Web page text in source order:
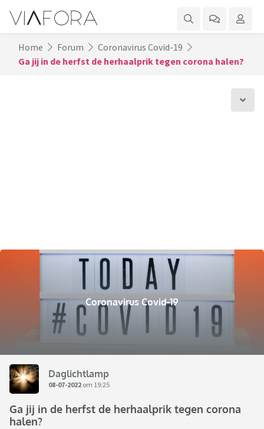
Home Forum
Coronavirus Covid-19
Ga jij in de herfst de herhaalprik tegen corona halen?
Coronavirus Covid-19
Daglichtlamp
08-07-2022 om 19:25
Ga jij in de herfst de herhaalprik tegen corona
halen?